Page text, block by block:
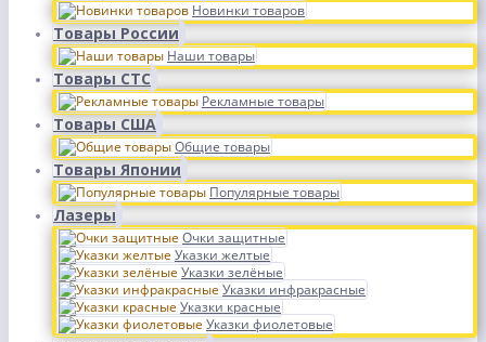
Новинки товаров
Товары России
Наши товары
Товары СТС
Рекламные товары
Товары США
Общие товары
Товары Японии
Популярные товары
Лазеры
Очки защитные
Указки желтые
Указки зелёные
Указки инфракрасные
Указки красные
Указки фиолетовые